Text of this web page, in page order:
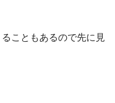
こともあるので先に見